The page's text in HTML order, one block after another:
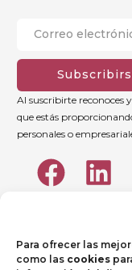
Para ofrecer las
como las cookies
Al suscribirte reconoces
que estás
personales o